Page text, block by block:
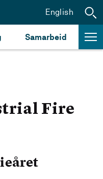
Samarbeid
English
Fire